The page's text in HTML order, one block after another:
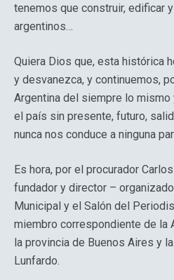
tenemos que construir, edificar
argentinos…
Quiera Dios que, esta histórica
y desvanezca, y continuemos,
Argentina del siempre lo
el país sin presente, futuro,
nunca nos conduce a ninguna
Es hora, por el procurador
fundador y director –
Municipal y el Salón del
miembro correspondiente de la
la provincia de Buenos Aires y
Lunfardo.